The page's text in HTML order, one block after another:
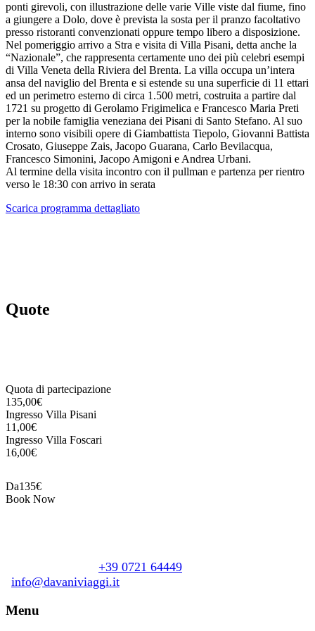
ponti girevoli, con illustrazione delle varie Ville viste dal fiume, fino
a giungere a Dolo, dove è prevista la sosta per il pranzo facoltativo
presso ristoranti convenzionati oppure tempo libero a disposizione.
Nel pomeriggio arrivo a Stra e visita di Villa Pisani, detta anche la
“Nazionale”, che rappresenta certamente uno dei più celebri esempi
di Villa Veneta della Riviera del Brenta. La villa occupa un’intera
ansa del naviglio del Brenta e si estende su una superficie di 11 ettari
ed un perimetro esterno di circa 1.500 metri, costruita a partire dal
1721 su progetto di Gerolamo Frigimelica e Francesco Maria Preti
per la nobile famiglia veneziana dei Pisani di Santo Stefano. Al suo
interno sono visibili opere di Giambattista Tiepolo, Giovanni Battista
Crosato, Giuseppe Zais, Jacopo Guarana, Carlo Bevilacqua,
Francesco Simonini, Jacopo Amigoni e Andrea Urbani.
Al termine della visita incontro con il pullman e partenza per rientro
verso le 18:30 con arrivo in serata
Scarica programma dettagliato
Quote
Quota di partecipazione
135,00€
Ingresso Villa Pisani
11,00€
Ingresso Villa Foscari
16,00€
Da135€
Book Now
+39 0721 64449
info@davaniviaggi.it
Menu